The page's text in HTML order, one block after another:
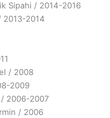
Sipahi / 2014-2016
2013-2014
/ 2008
2009
/ 2006-2007
/ 2006